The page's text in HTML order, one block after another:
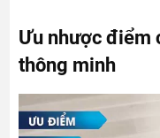
Ưu nhược điểm
thông minh